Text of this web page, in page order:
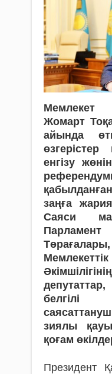
Жомарт
айын­да
енгізу
заңға
Саяси
зиялы
қоғам
Президент